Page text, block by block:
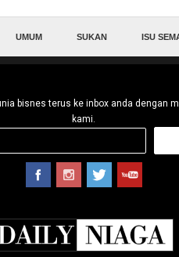
UMUM SUKAN ISU
bisnes terus ke inbox anda dengan
kami.